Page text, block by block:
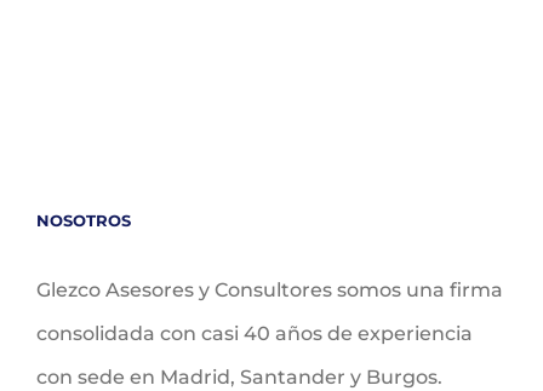
NOSOTROS
Glezco Asesores y Consultores somos una firma
consolidada con casi 40 años de experiencia
con sede en Madrid, Santander y Burgos.